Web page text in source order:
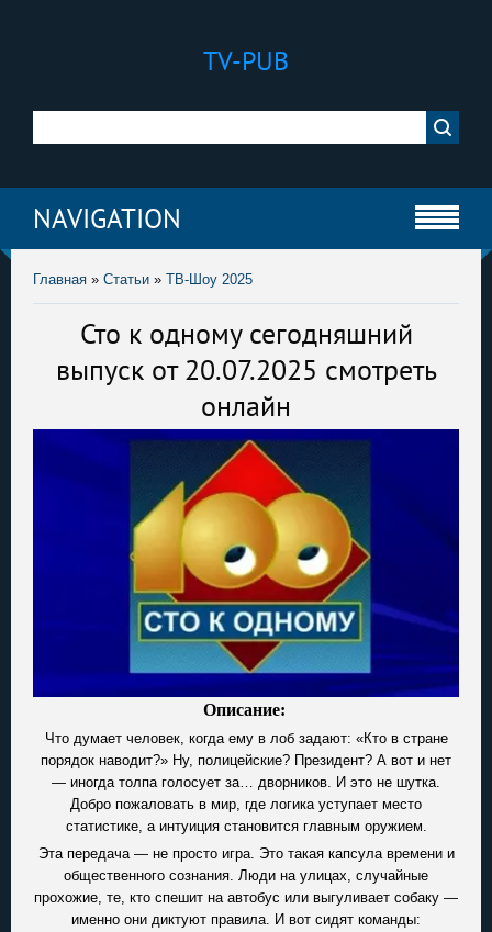
TV-PUB
NAVIGATION
Главная » Статьи » ТВ-Шоу 2025
Сто к одному сегодняшний
выпуск от 20.07.2025 смотреть
онлайн
Описание:
Что думает человек, когда ему в лоб задают: «Кто в стране
порядок наводит?» Ну, полицейские? Президент? А вот и нет
— иногда толпа голосует за… дворников. И это не шутка.
Добро пожаловать в мир, где логика уступает место
статистике, а интуиция становится главным оружием.
Эта передача — не просто игра. Это такая капсула времени и
общественного сознания. Люди на улицах, случайные
прохожие, те, кто спешит на автобус или выгуливает собаку —
именно они диктуют правила. И вот сидят команды: